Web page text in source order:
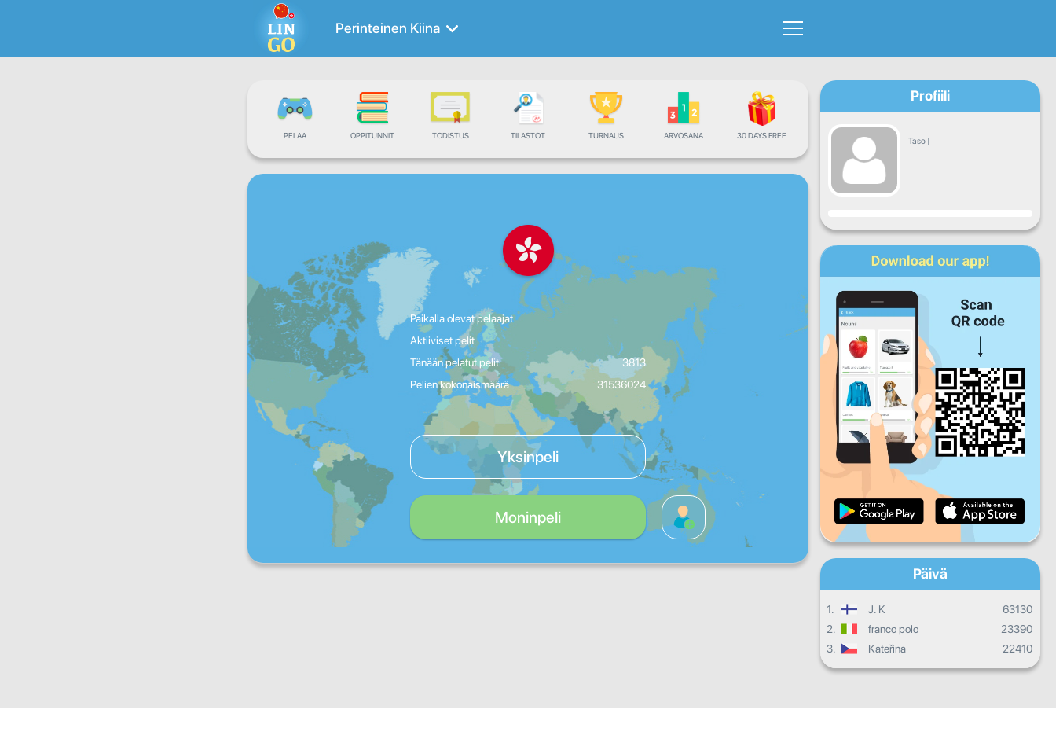
Perinteinen Kiina
PELAA OPPITUNNIT TODISTUS TILASTOT TURNAUS ARVOSANA 30 DAYS FREE
Paikalla olevat pelaajat
Aktiiviset pelit
Tänään pelatut pelit
3813
Pelien kokonaismäärä
31536024
Yksinpeli
Moninpeli
Profiili
Taso |
Edistyminen
Ma Ke To
La Su
Päivittäinen edistyminen
Kuukausittainen edistyminen
Kokonaisedistyminen
Päivä
1. J. K
63130
2.
franco polo
23390
3.
Kateřina 22410